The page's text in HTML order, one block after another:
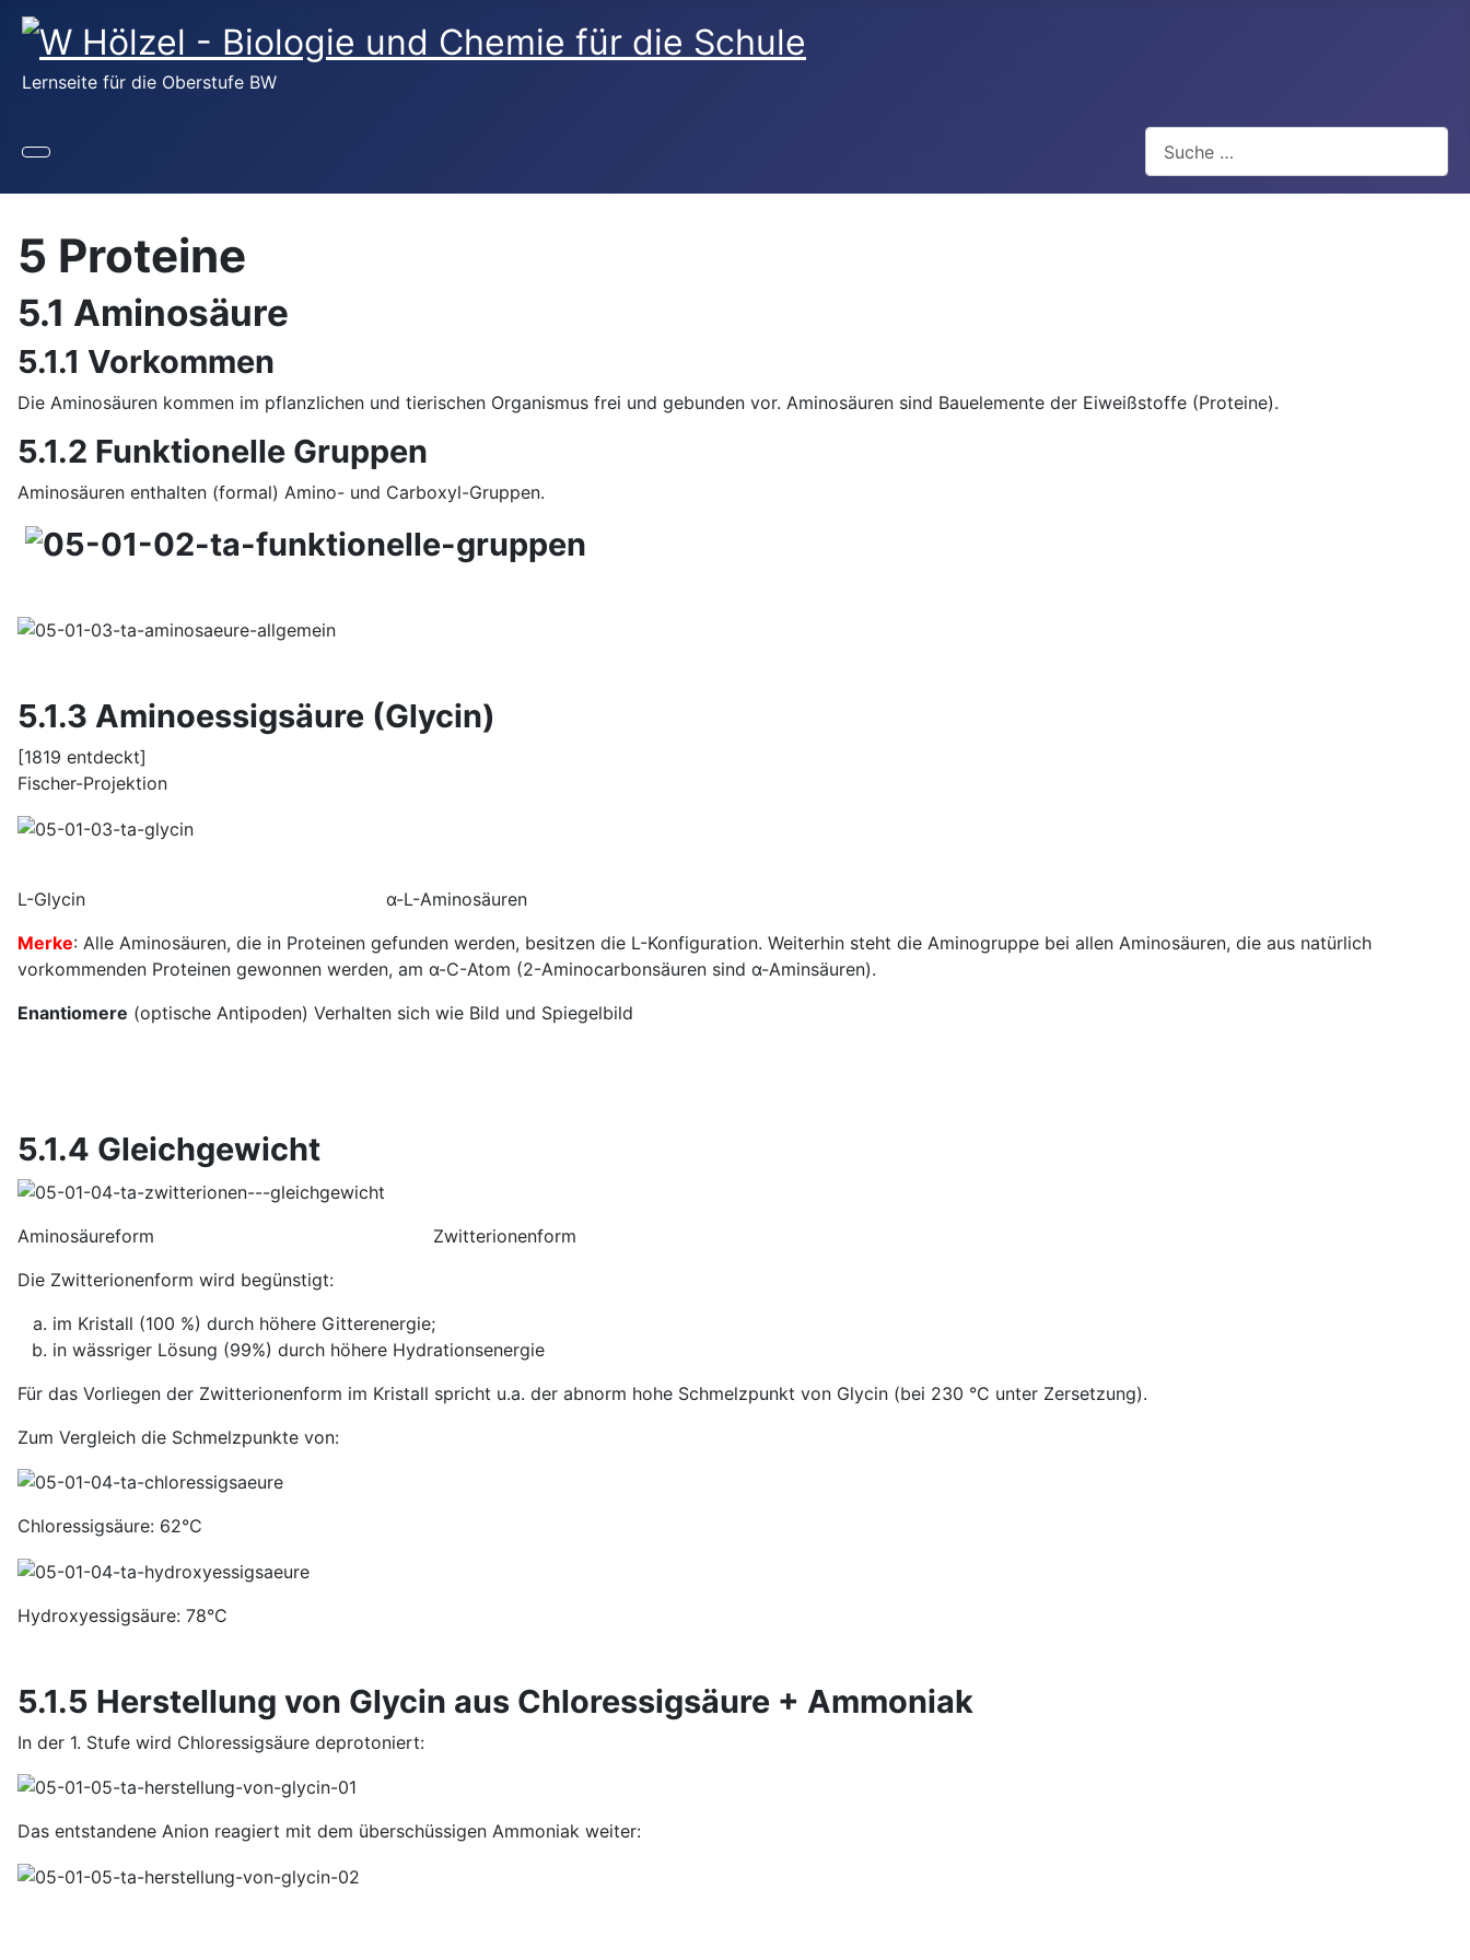
Lernseite für die Oberstufe BW
5 Proteine
5.1 Aminosäure
5.1.1 Vorkommen
Die Aminosäuren kommen im pflanzlichen und tierischen Organismus frei und gebunden vor. Aminosäuren sind Bauelemente der Eiweißstoffe (Proteine).
5.1.2 Funktionelle Gruppen
Aminosäuren enthalten (formal) Amino- und Carboxyl-Gruppen.
5.1.3 Aminoessigsäure (Glycin)
[1819 entdeckt]
Fischer-Projektion
L-Glycin α-L-Aminosäuren
Merke: Alle Aminosäuren, die in Proteinen gefunden werden, besitzen die L-Konfiguration. Weiterhin steht die Aminogruppe bei allen Aminosäuren, die aus natürlich
vorkommenden Proteinen gewonnen werden, am α-C-Atom (2-Aminocarbonsäuren sind α-Aminsäuren).
Enantiomere (optische Antipoden) Verhalten sich wie Bild und Spiegelbild
5.1.4 Gleichgewicht
Aminosäureform Zwitterionenform
Die Zwitterionenform wird begünstigt:
im Kristall (100 %) durch höhere Gitterenergie;
in wässriger Lösung (99%) durch höhere Hydrationsenergie
Für das Vorliegen der Zwitterionenform im Kristall spricht u.a. der abnorm hohe Schmelzpunkt von Glycin (bei 230 °C unter Zersetzung).
Zum Vergleich die Schmelzpunkte von:
Chloressigsäure: 62°C
Hydroxyessigsäure: 78°C
5.1.5 Herstellung von Glycin aus Chloressigsäure + Ammoniak
In der 1. Stufe wird Chloressigsäure deprotoniert:
Das entstandene Anion reagiert mit dem überschüssigen Ammoniak weiter: